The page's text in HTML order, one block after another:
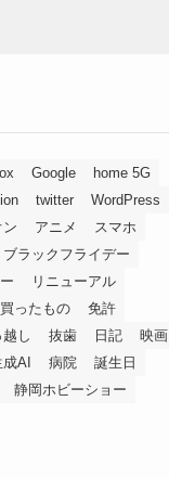
Google
home 5G
twitter
WordPress
ン アニメ
スマホ
ブラックフライデー
リニューアル
ったもの
免許
し 抜歯 日記
映画
AI 病院
誕生日
静岡ホビーショー